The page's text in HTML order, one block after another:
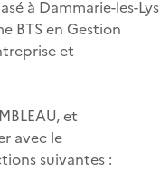
à Dammarie-les-Lys
BTS en Gestion
et
et
avec le
suivantes :